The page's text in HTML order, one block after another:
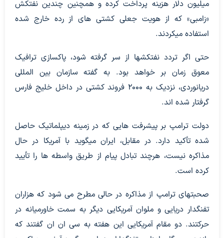
میلیون دلار هزینه پرداخت کرده و همچنین چندین نفتکش
«زامبی» که از هویت جعلی کشتی های از رده خارج شده
استفاده میکردند.
حتی اگر تردد نفتکشها از سر گرفته شود، پاکسازی ترافیک
معوق زمان بر خواهد بود. به گفته سازمان بین المللی
دریانوردی، نزدیک به ۲۰۰۰ فروند کشتی در داخل خلیج فارس
گرفتار شده اند.
دولت ترامپ بر پیشرفت هایی که در زمینه دیپلماتیک حاصل
شده تأکید دارد. در مقابل، ایران میگوید با آمریکا در حال
مذاکره نیست، هرچند تبادل پیام از طریق واسطه ها را تأیید
کرده است.
صحبتهای ترامپ از مذاکره در حالی مطرح می شود که هزاران
تفنگدار دریایی و ملوان آمریکایی دیگر به سمت خاورمیانه در
حرکتند. دو مقام آمریکایی این هفته به سی ان ان گفتند که